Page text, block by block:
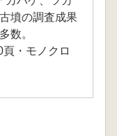
墳の調査成果
数。
・モノクロ